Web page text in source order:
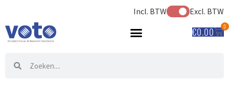
Incl. BTW Excl. BTW
€0.00 0